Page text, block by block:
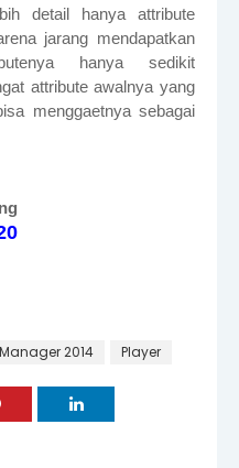
detail hanya attribute
jarang mendapatkan
hanya sedikit
attribute awalnya yang
menggaetnya sebagai
2014 Player